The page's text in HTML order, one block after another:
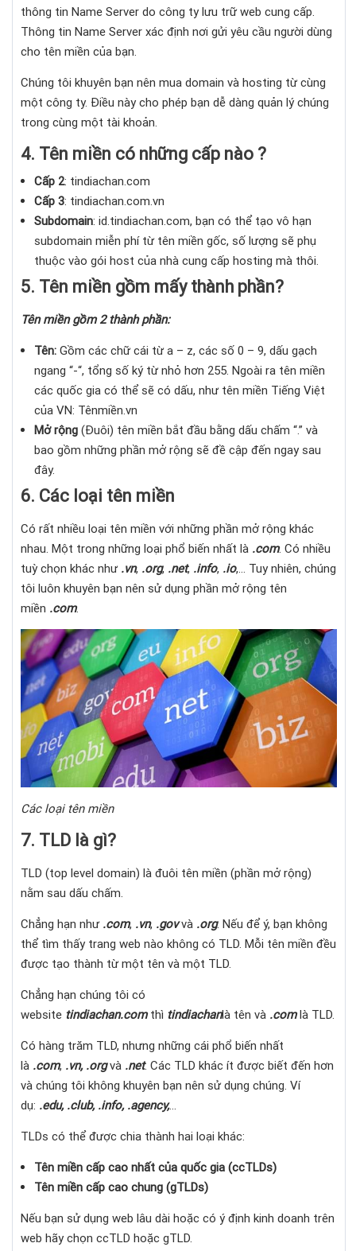
thông tin Name Server do công ty lưu trữ web cung cấp.
Thông tin Name Server xác định nơi gửi yêu cầu người dùng
cho tên miền của bạn.
Chúng tôi khuyên bạn nên mua domain và hosting từ cùng
một công ty. Điều này cho phép bạn dễ dàng quản lý chúng
trong cùng một tài khoản.
4. Tên miền có những cấp nào ?
Cấp 2: tindiachan.com
Cấp 3: tindiachan.com.vn
Subdomain: id.tindiachan.com, bạn có thể tạo vô hạn
subdomain miễn phí từ tên miền gốc, số lượng sẽ phụ
thuộc vào gói host của nhà cung cấp hosting mà thôi.
5. Tên miền gồm mấy thành phần?
Tên miền gồm 2 thành phần:
Tên: Gồm các chữ cái từ a – z, các số 0 – 9, dấu gạch
ngang “-“, tổng số ký từ nhỏ hơn 255. Ngoài ra tên miền
các quốc gia có thể sẽ có dấu, như tên miền Tiếng Việt
của VN: Tênmiền.vn
Mở rộng (Đuôi) tên miền bắt đầu bằng dấu chấm “.” và
bao gồm những phần mở rộng sẽ đề cập đến ngay sau
đây.
6. Các loại tên miền
Có rất nhiều loại tên miền với những phần mở rộng khác
nhau. Một trong những loại phổ biến nhất là .com. Có nhiều
tuỳ chọn khác như .vn, .org, .net, .info, .io,… Tuy nhiên, chúng
tôi luôn khuyên bạn nên sử dụng phần mở rộng tên
miền .com.
Các loại tên miền
7. TLD là gì?
TLD (top level domain) là đuôi tên miền (phần mở rộng)
nằm sau dấu chấm.
Chẳng hạn như .com, .vn, .govvà .org. Nếu để ý, bạn không
thể tìm thấy trang web nào không có TLD. Mỗi tên miền đều
được tạo thành từ một tên và một TLD.
Chẳng hạn chúng tôi có
website tindiachan.comthì tindiachanlà tên và .comlà TLD.
Có hàng trăm TLD, nhưng những cái phổ biến nhất
là .com, .vn, .orgvà .net. Các TLD khác ít được biết đến hơn
và chúng tôi không khuyên bạn nên sử dụng chúng. Ví
dụ: .edu, .club, .info, .agency,…
TLDs có thể được chia thành hai loại khác:
Tên miền cấp cao nhất của quốc gia (ccTLDs)
Tên miền cấp cao chung (gTLDs)
Nếu bạn sử dụng web lâu dài hoặc có ý định kinh doanh trên
web hãy chọn ccTLD hoặc gTLD.